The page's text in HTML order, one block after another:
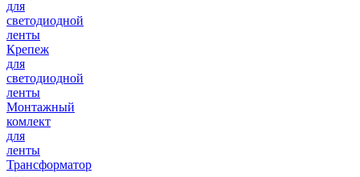
для
светодиодной
ленты
Крепеж
для
светодиодной
ленты
Монтажный
комлект
для
ленты
Трансформатор